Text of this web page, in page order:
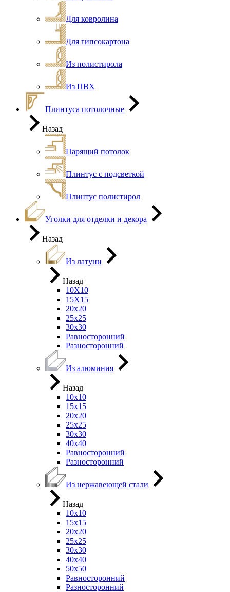
Для ковролина
Для гипсокартона
Из полистирола
Из ПВХ
Плинтуса потолочные
Назад
Парящий потолок
Плинтус с подсветкой
Плинтус полистирол
Уголки для отделки и декора
Назад
Из латуни
Назад
10Х10
15Х15
20х20
25х25
30х30
Равносторонний
Разносторонний
Из алюминия
Назад
10х10
15х15
20х20
25х25
30х30
40х40
Равносторонний
Разносторонний
Из нержавеющей стали
Назад
10х10
15х15
20х20
25х25
30х30
40х40
50х50
Равносторонний
Разносторонний